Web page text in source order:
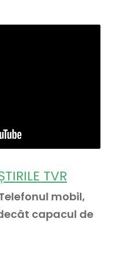
TVR
Telefonul mobil,
capacul de